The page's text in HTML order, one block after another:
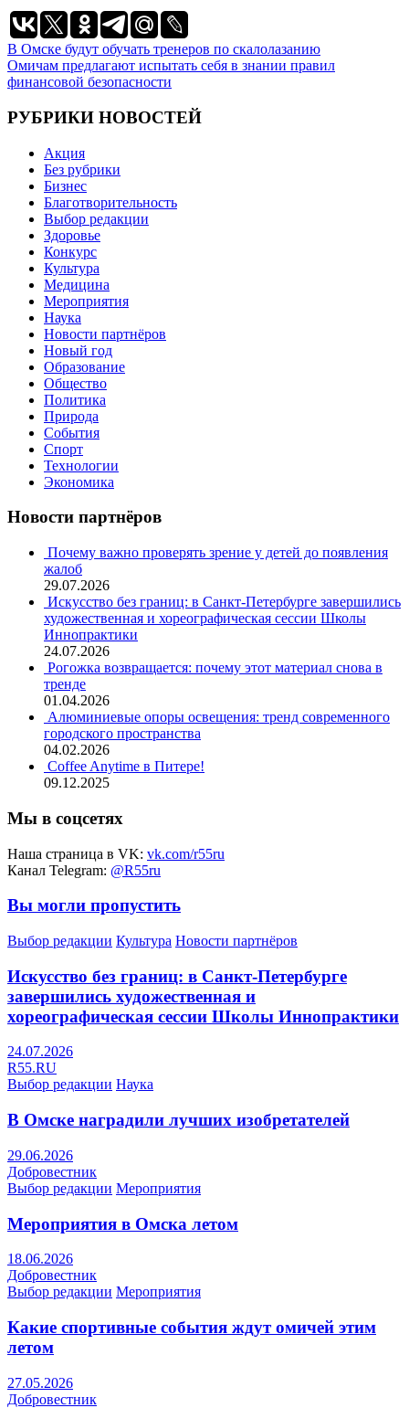
Навигация
по
В Омске будут обучать тренеров по скалолазанию
Омичам предлагают испытать себя в знании правил
финансовой безопасности
РУБРИКИ НОВОСТЕЙ
Акция
Без рубрики
Бизнес
Благотворительность
Выбор редакции
Здоровье
Конкурс
Культура
Медицина
Мероприятия
Наука
Новости партнёров
Новый год
Образование
Общество
Политика
Природа
События
Спорт
Технологии
Экономика
Новости партнёров
Почему важно проверять зрение у детей до появления
жалоб
29.07.2026
Искусство без границ: в Санкт-Петербурге завершились
художественная и хореографическая сессии Школы
Иннопрактики
24.07.2026
Рогожка возвращается: почему этот материал снова в
тренде
01.04.2026
Алюминиевые опоры освещения: тренд современного
городского пространства
04.02.2026
Coffee Anytime в Питере!
09.12.2025
Мы в соцсетях
Наша страница в VK: vk.com/r55ru
Канал Telegram: @R55ru
Вы могли пропустить
Выбор редакции Культура Новости партнёров
Искусство без границ: в Санкт-Петербурге
завершились художественная и
хореографическая сессии Школы Иннопрактики
24.07.2026
R55.RU
Выбор редакции Наука
В Омске наградили лучших изобретателей
29.06.2026
Добровестник
Выбор редакции Мероприятия
Мероприятия в Омска летом
18.06.2026
Добровестник
Выбор редакции Мероприятия
Какие спортивные события ждут омичей этим
летом
27.05.2026
Добровестник